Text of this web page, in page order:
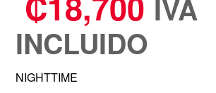
IVA
INCLUIDO
NIGHTTIME